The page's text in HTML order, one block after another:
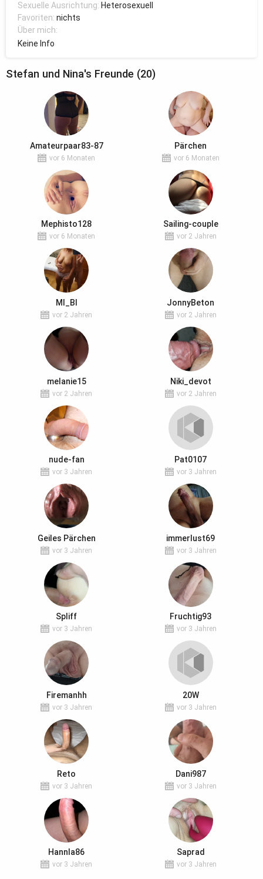
Sexuelle Ausrichtung: Heterosexuell
Favoriten:nichts
Über mich:
Keine Info
Stefan und Nina's Freunde (20)
Amateurpaar83-87
vor 6 Monaten
Pärchen
vor 6 Monaten
Mephisto128
vor 6 Monaten
Sailing-couple
vor 2 Jahren
MI_BI
vor 2 Jahren
JonnyBeton
vor 2 Jahren
melanie15
vor 2 Jahren
Niki_devot
vor 2 Jahren
nude-fan
vor 3 Jahren
Pat0107
vor 3 Jahren
Geiles Pärchen
vor 3 Jahren
immerlust69
vor 3 Jahren
Spliff
vor 3 Jahren
Fruchtig93
vor 3 Jahren
Firemanhh
vor 3 Jahren
20W
vor 3 Jahren
Reto
vor 3 Jahren
Dani987
vor 3 Jahren
Hannla86
vor 3 Jahren
Saprad
vor 3 Jahren